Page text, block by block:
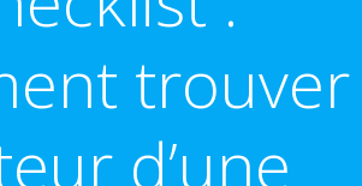
trouver
d’une